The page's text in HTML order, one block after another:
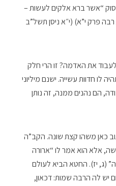
“אשר ברא אלקים לעשות –
פרק י”א) (י״א ניסן תשל”ב
את האדמה? זו הרי חלק
לו חדוות עשייה. ישנם מיליוני
הם נהנים ממנה, זה נותן
כאן משהו קצת שונה. הקב”ה
אלא הוא אמר לו “ארורה
(ג, יז). החטא הביא לעולם
יש לה הרבה שמות: דכאון,